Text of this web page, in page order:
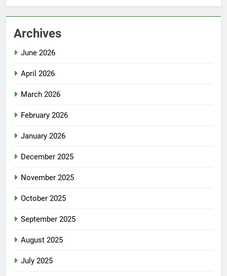
Archives
June 2026
April 2026
March 2026
February 2026
January 2026
December 2025
November 2025
October 2025
September 2025
August 2025
July 2025